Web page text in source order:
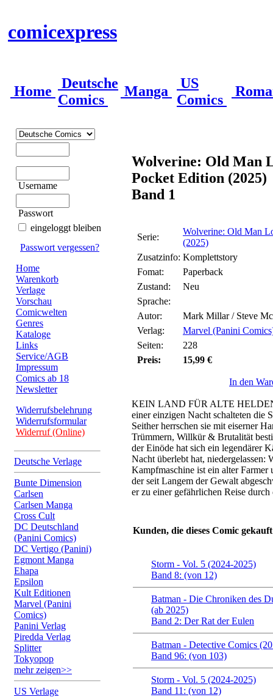
comicexpress
Home
Deutsche
Comics
Manga
US
Comics
Username
Passwort
eingeloggt bleiben
Passwort vergessen?
Home
Warenkorb
Verlage
Vorschau
Comicwelten
Genres
Kataloge
Links
Service/AGB
Impressum
Comics ab 18
Newsletter
Widerrufsbelehrung
Widerrufsformular
Widerruf (Online)
Deutsche Verlage
Bunte Dimension
Carlsen
Carlsen Manga
Cross Cult
DC Deutschland
(Panini Comics)
DC Vertigo (Panini)
Egmont Manga
Ehapa
Epsilon
Kult Editionen
Marvel (Panini
Comics)
Panini Verlag
Piredda Verlag
Splitter
Tokyopop
mehr zeigen>>
US Verlage
Wolverine: Old Man
Pocket Edition (2025)
Band 1
Serie:
Wolverine: Old Man
(2025)
Zusatzinfo: Komplettstory
Fomat:
Paperback
Zustand:
Neu
Sprache:
Autor:
Mark Millar / Steve
Verlag:
Marvel (Panini
Seiten:
228
Preis:
15,99 €
In den
KEIN LAND FÜR ALTE
einer einzigen Nacht schalteten die
Seither herrschen sie mit eiserner
Trümmern, Willkür & Brutalität
der Einöde hat sich ein legendärer
Nacht überlebt hat, niedergelassen:
Kampfmaschine ist ein alter
der seit Langem der Gewalt
er zu einer gefährlichen Reise
Kunden, die dieses Comic
Storm - Vol. 5 (2024-2025)
Band 8: (von 12)
Batman - Die Chroniken des
(ab 2025)
Band 2: Der Rat der Eulen
Batman - Detective Comics
Band 96: (von 103)
Storm - Vol. 5 (2024-2025)
Band 11: (von 12)